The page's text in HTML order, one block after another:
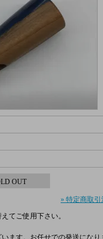
OUT
» 特定商取
てご使用下さい。
ます。お任せでの発送になり